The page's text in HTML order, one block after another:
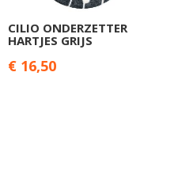
CILIO ONDERZETTER
HARTJES GRIJS
€ 16,50